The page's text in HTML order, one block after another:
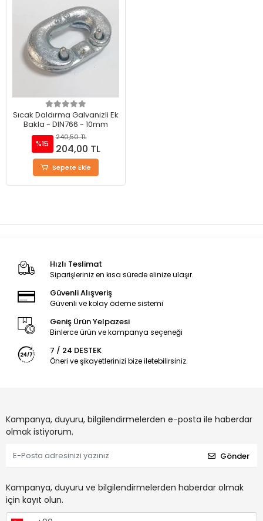
Sıcak Daldırma Galvanizli Ek
Bakla - DIN766 - 10mm
%15
240,50 TL
204,00 TL
Sepete Ekle
Hızlı Teslimat
Siparişleriniz en kısa sürede elinize ulaşır.
Güvenli Alışveriş
Güvenli ve kolay ödeme sistemi
Geniş Ürün Yelpazesi
Binlerce ürün ve kampanya seçeneği
7 / 24 DESTEK
Öneri ve şikayetlerinizi bize iletebilirsiniz.
Kampanya, duyuru, bilgilendirmelerden e-posta ile haberdar
olmak istiyorum.
Gönder
Kampanya, duyuru ve bilgilendirmelerden haberdar olmak
için kayıt olun.